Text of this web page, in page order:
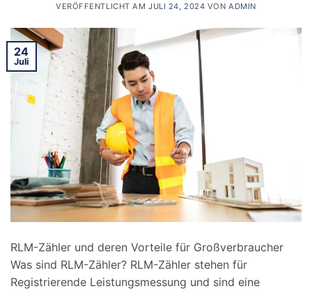
VERÖFFENTLICHT AMJULI 24, 2024 VONADMIN
24
Juli
RLM-Zähler und deren Vorteile für Großverbraucher
Was sind RLM-Zähler? RLM-Zähler stehen für
Registrierende Leistungsmessung und sind eine